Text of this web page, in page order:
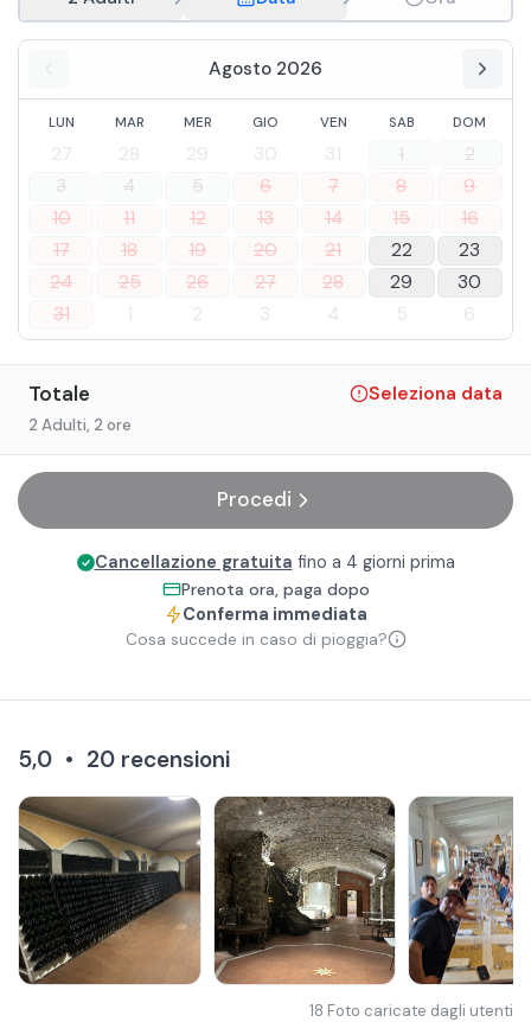
Agosto 2026
LUN MAR MER GIO VEN SAB DOM
27 28 29 30 31 1
2
3
4 5 6 7 8
9
10
11 12 13 14 15
16
17
18 19 20 21 22
23
24
25 26 27 28 29
30
31
1 2 3 4 5 6
Totale Seleziona data
2 Adulti, 2 ore
Procedi
Cancellazione gratuita fino a 4 giorni prima
Prenota ora, paga dopo
Conferma immediata
Cosa succede in caso di pioggia?
5,0 • 20 recensioni
18 Foto caricate dagli utenti